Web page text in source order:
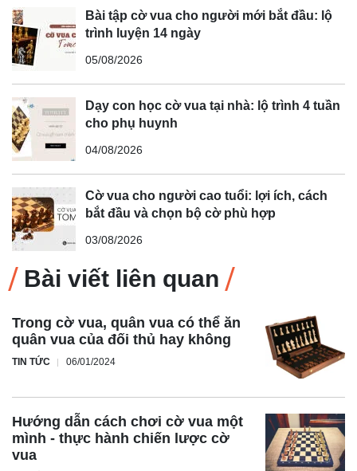
Bài tập cờ vua cho người mới bắt đầu: lộ
trình luyện 14 ngày
05/08/2026
Dạy con học cờ vua tại nhà: lộ trình 4 tuần
cho phụ huynh
04/08/2026
Cờ vua cho người cao tuổi: lợi ích, cách
bắt đầu và chọn bộ cờ phù hợp
03/08/2026
Bài viết liên quan
Trong cờ vua, quân vua có thể ăn
quân vua của đối thủ hay không
TIN TỨC 06/01/2024
Hướng dẫn cách chơi cờ vua một
mình - thực hành chiến lược cờ
vua